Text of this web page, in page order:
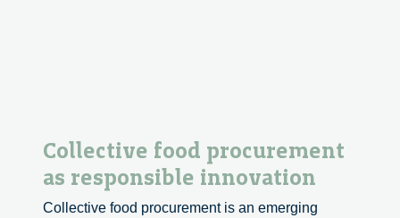
Collective food procurement
as responsible innovation
Collective food procurement is an emerging